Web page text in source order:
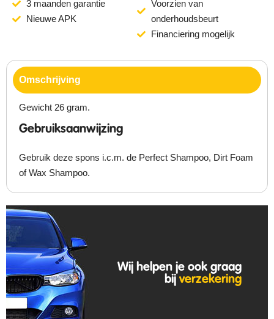
3 maanden garantie
Nieuwe APK
Voorzien van
onderhoudsbeurt
Financiering mogelijk
Omschrijving
Gewicht 26 gram.
Gebruiksaanwijzing
Gebruik deze spons i.c.m. de Perfect Shampoo, Dirt Foam
of Wax Shampoo.
Wij helpen je ook graag
bij verzekering